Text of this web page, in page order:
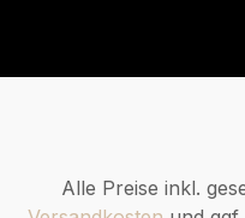
Alle Preise inkl.